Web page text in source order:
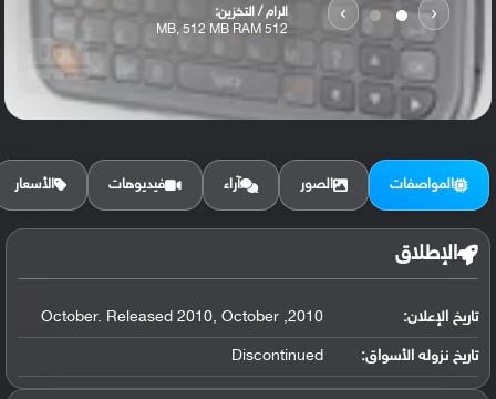
‹
›
الرام / التخزين:
512 MB, 512 MB RAM
الكاميرا الأساسية:
المواصفات الصور آراء فيديوهات الأسعار
الإطلاق
تاريخ الإعلان: 2010, October. Released 2010, October
تاريخ نزوله الأسواق: Discontinued